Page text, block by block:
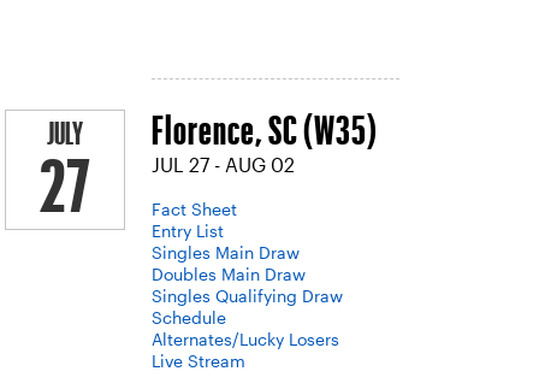
JULY
27
Florence, SC (W35)
JUL 27 - AUG 02
Fact Sheet
Entry List
Singles Main Draw
Doubles Main Draw
Singles Qualifying Draw
Schedule
Alternates/Lucky Losers
Live Stream